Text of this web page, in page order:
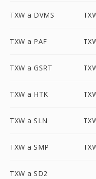
TXW a DVMS
TXW a PAF
TXW a GSRT
TXW a HTK
TXW a SLN
TXW a SMP
TXW a SD2